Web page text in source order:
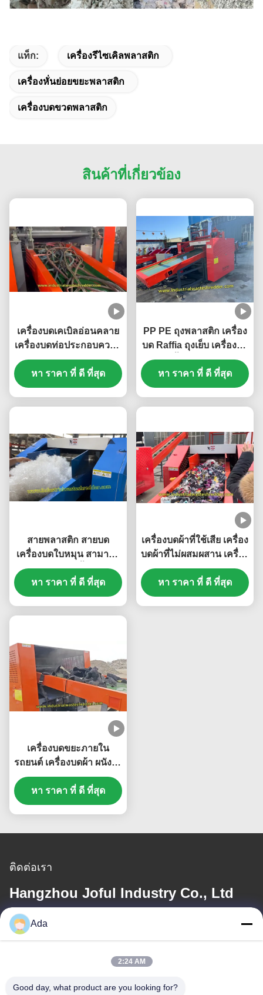
แท็ก: เครื่องรีไซเคิลพลาสติก
เครื่องหั่นย่อยขยะพลาสติก
เครื่องบดขวดพลาสติก
สินค้าที่เกี่ยวข้อง
เครื่องบดเคเบิลอ่อนคลาย
เครื่องบดท่อประกอบความ
ละเอียด เครื่องมือเหล็กส
แตนเลสความแข็งแรงสูง
ความจุใหญ่
หา ราคา ที่ ดี ที่สุด
PP PE ถุงพลาสติก เครื่อง
บด Raffia ถุงเย็บ เครื่องบด
ถุงช้อปปิ้ง เครื่องบดขนาด
ใหญ่
หา ราคา ที่ ดี ที่สุด
สายพลาสติก สายบด
เครื่องบดใบหมุน สามารถ
บดขยะอ่อนทั้งหมด
หา ราคา ที่ ดี ที่สุด
เครื่องบดผ้าที่ใช้เสีย เครื่อง
บดผ้าที่ไม่ผสมผสาน เครื่อง
บดผ้าที่ประหยัดพลังงาน
เครื่องตัดใบหมุน
หา ราคา ที่ ดี ที่สุด
เครื่องบดขยะภายใน
รถยนต์ เครื่องบดผ้า ผนังฝา
ผนัง
หา ราคา ที่ ดี ที่สุด
ติดต่อเรา
Hangzhou Joful Industry Co., Ltd
อีเมลAda
2:24 AM
Good day, what product are you looking for?